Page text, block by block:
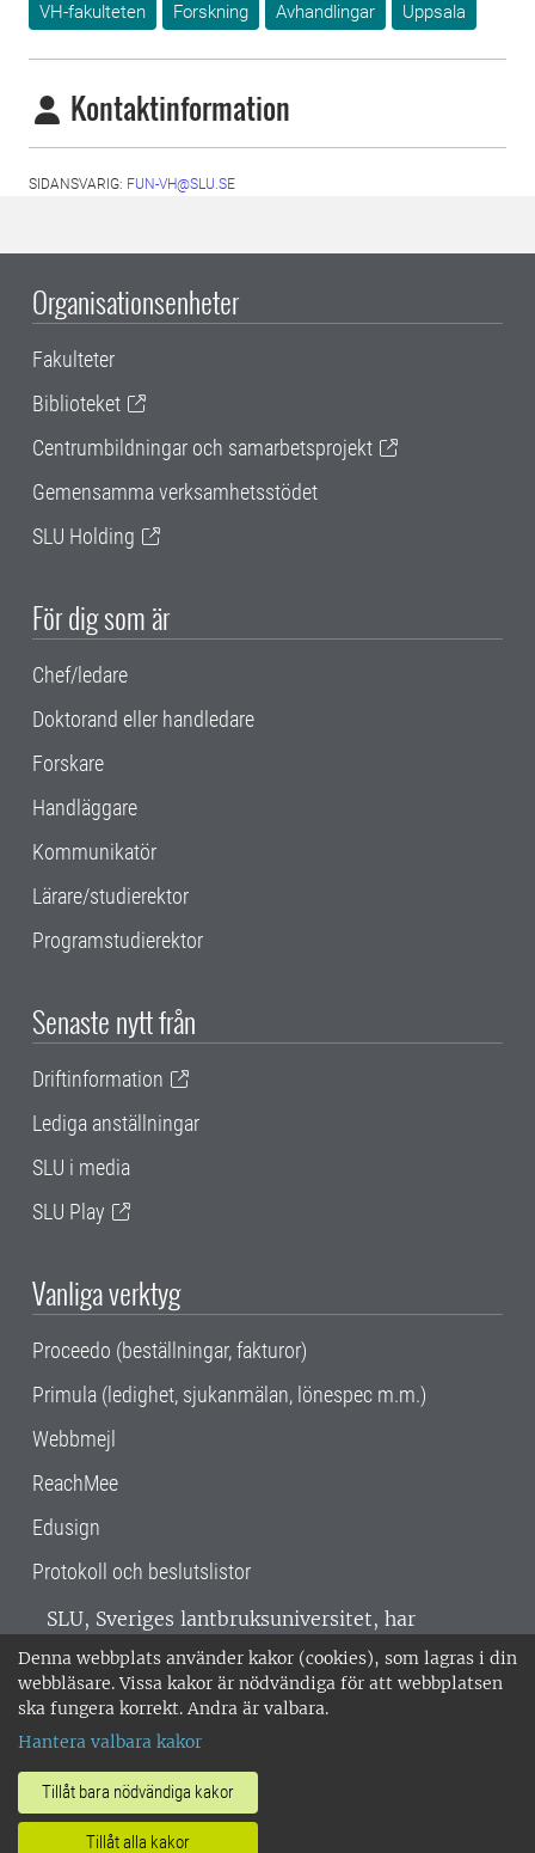
Denna webbplats använder kakor (cookies), som lagras i din
webbläsare. Vissa kakor är nödvändiga för att webbplatsen
ska fungera korrekt. Andra är valbara.
Hantera valbara kakor
Tillåt bara nödvändiga kakor
Tillåt alla kakor
VH-fakulteten
Forskning Avhandlingar Uppsala
Kontaktinformation
SIDANSVARIG: FUN-VH@SLU.SE
Organisationsenheter
Fakulteter
Biblioteket
Centrumbildningar och samarbetsprojekt
Gemensamma verksamhetsstödet
SLU Holding
För dig som är
Chef/ledare
Doktorand eller handledare
Forskare
Handläggare
Kommunikatör
Lärare/studierektor
Programstudierektor
Senaste nytt från
Driftinformation
Lediga anställningar
SLU i media
SLU Play
Vanliga verktyg
Proceedo (beställningar, fakturor)
Primula (ledighet, sjukanmälan, lönespec m.m.)
Webbmejl
ReachMee
Edusign
Protokoll och beslutslistor
SLU, Sveriges lantbruksuniversitet, har
verksamhet över hela Sverige. Huvudorter är
Alnarp, Uppsala och Umeå.SLU är
miljöcertifierat enligt ISO 14001. •
018-67 10 00 • Org nr: 202100-2817 •
Om SLU:s webbplatser
•Hantera kakor•Behandling av
personuppgifter